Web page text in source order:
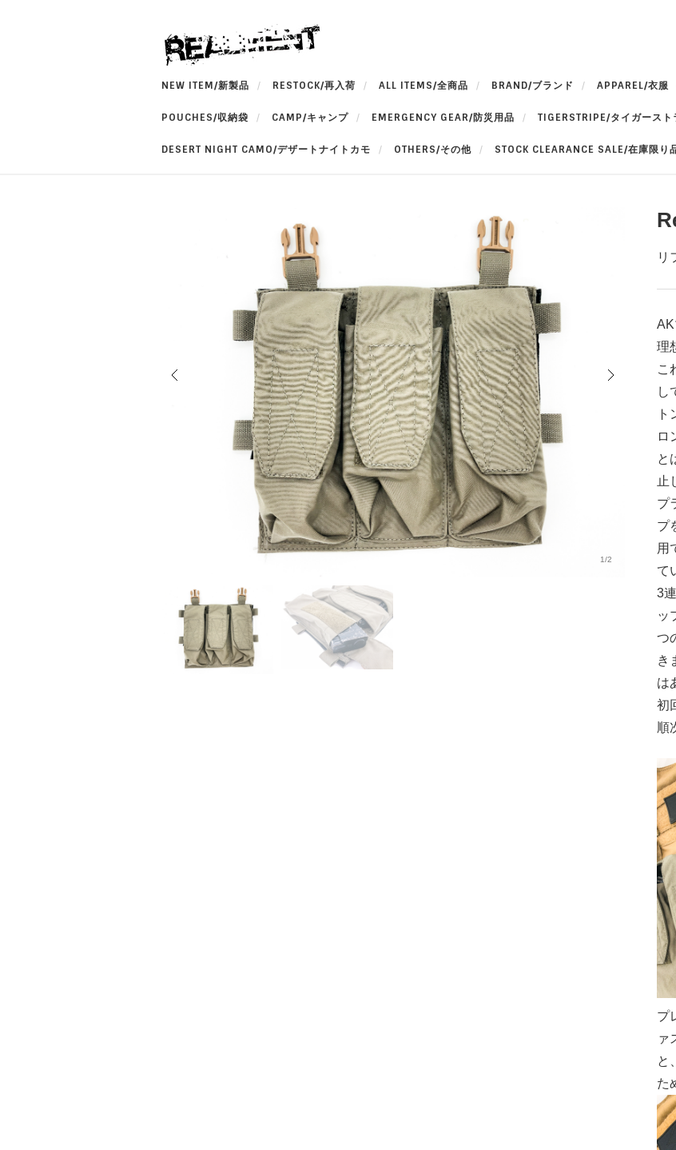
NEW ITEM/新製品 RESTOCK/再入荷 ALL ITEMS/全商品 BRAND/ブランド APPAREL/衣服
POUCHES/収納袋 CAMP/キャンプ EMERGENCY GEAR/防災用品 TIGERSTRIPE/タイガースト
DESERT NIGHT CAMO/デザートナイトカモ OTHERS/その他 STOCK CLEARANCE SALE/在庫限り
1/2
リ
理
こ
し
ロ
と
止
プ
プ
用
て
3
ッ
つ
き
は
初
順
プ
ァ
と
た